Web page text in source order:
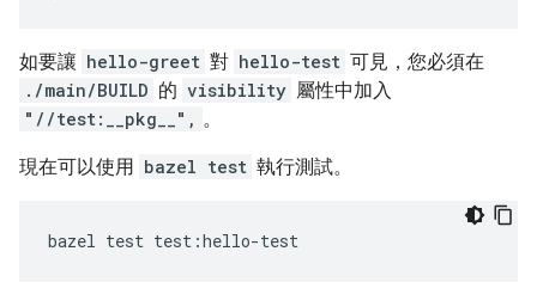
如要讓 hello-greet 對 hello-test 可見，您必須在
./main/BUILD 的 visibility 屬性中加入
"//test:__pkg__", 。
現在可以使用 bazel test 執行測試。
bazel test test :hello-test